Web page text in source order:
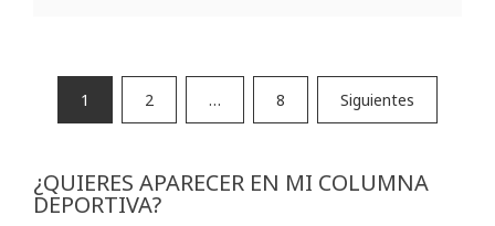
Paginación
de
entradas
1 2 … 8 Siguientes
¿QUIERES APARECER EN MI COLUMNA
DEPORTIVA?